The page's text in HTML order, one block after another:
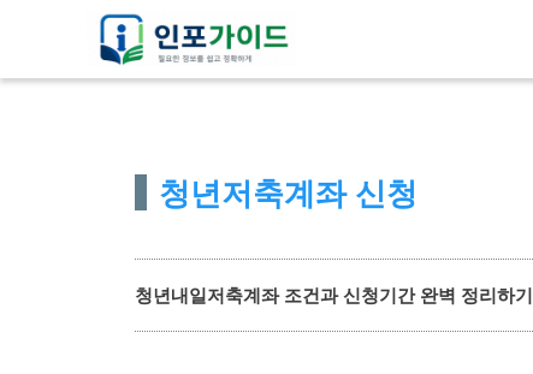
청년저축계좌 신청
청년내일저축계좌 조건과 신청기간 완벽 정리하기